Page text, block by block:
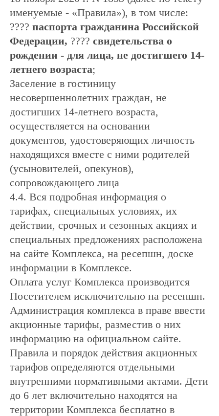
именуемые - «Правила»), в том числе:
???? паспорта гражданина Российской
Федерации, ???? свидетельства о
рождении - для лица, не достигшего 14-
летнего возраста;
Заселение в гостиницу
несовершеннолетних граждан, не
достигших 14-летнего возраста,
осуществляется на основании
документов, удостоверяющих личность
находящихся вместе с ними родителей
(усыновителей, опекунов),
сопровождающего лица
4.4. Вся подробная информация о
тарифах, специальных условиях, их
действии, срочных и сезонных акциях и
специальных предложениях расположена
на сайте Комплекса, на ресепшн, доске
информации в Комплексе.
Оплата услуг Комплекса производится
Посетителем исключительно на ресепшн.
Администрация комплекса в праве ввести
акционные тарифы, разместив о них
информацию на официальном сайте.
Правила и порядок действия акционных
тарифов определяются отдельными
внутренними нормативными актами. Дети
до 6 лет включительно находятся на
территории Комплекса бесплатно в